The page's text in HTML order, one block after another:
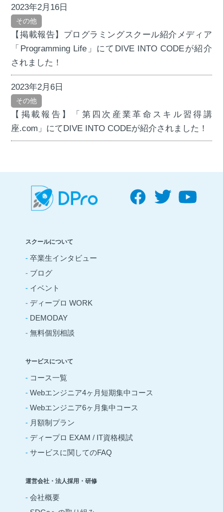
2023年2月16日
その他
【掲載報告】プログラミングスクール紹介メディア
「Programming Life」にてDIVE INTO CODEが紹介
されました！
2023年2月6日
その他
【掲載報告】「第四次産業革命スキル習得講
座.com」にてDIVE INTO CODEが紹介されました！
スクールについて
- 卒業生インタビュー
- ブログ
- イベント
- ディープロ WORK
- DEMODAY
- 無料個別相談
サービスについて
- コース一覧
- Webエンジニア4ヶ月短期集中コース
- Webエンジニア6ヶ月集中コース
- 月額制プラン
- ディープロ EXAM / IT資格模試
- サービスに関してのFAQ
運営会社・法人採用・研修
- 会社概要